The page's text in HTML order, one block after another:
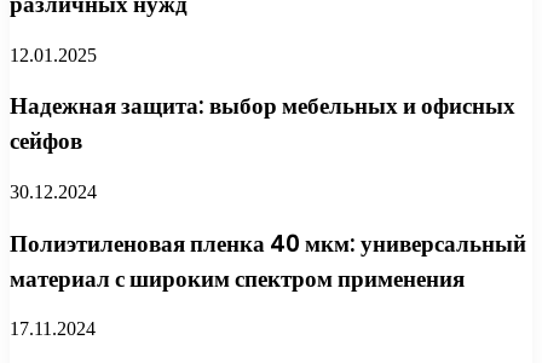
12.01.2025
Надежная защита: выбор мебельных и офисных
сейфов
30.12.2024
Полиэтиленовая пленка 40 мкм: универсальный
материал с широким спектром применения
17.11.2024